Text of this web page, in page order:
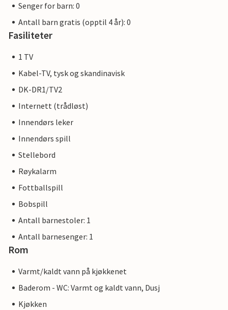
Senger for barn: 0
Antall barn gratis (opptil 4 år): 0
Fasiliteter
1 TV
Kabel-TV, tysk og skandinavisk
DK-DR1/TV2
Internett (trådløst)
Innendørs leker
Innendørs spill
Stellebord
Røykalarm
Fottballspill
Bobspill
Antall barnestoler: 1
Antall barnesenger: 1
Rom
Varmt/kaldt vann på kjøkkenet
Baderom - WC: Varmt og kaldt vann, Dusj
Kjøkken